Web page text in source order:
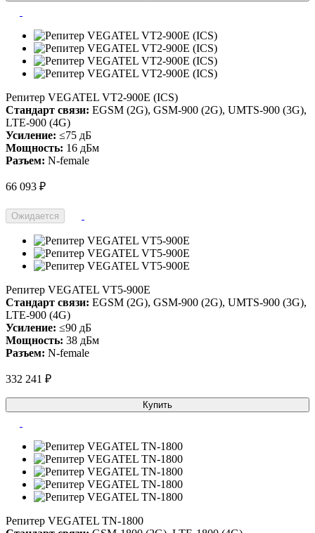
Репитер VEGATEL VT2-900E (ICS)
Стандарт связи: EGSM (2G), GSM-900 (2G), UMTS-900 (3G),
LTE-900 (4G)
Усиление: ≤75 дБ
Мощность: 16 дБм
Разъем: N-female
66 093 ₽
Ожидается
Репитер VEGATEL VT5-900E
Стандарт связи: EGSM (2G), GSM-900 (2G), UMTS-900 (3G),
LTE-900 (4G)
Усиление: ≤90 дБ
Мощность: 38 дБм
Разъем: N-female
332 241 ₽
Купить
Репитер VEGATEL TN-1800